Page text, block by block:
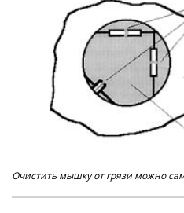
Очистить мышку от грязи можно